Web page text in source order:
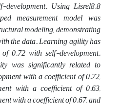
development. Using Lisrel8.8
measurement model was
modeling, demonstrating
the data. Learning agility has
0.72 with self-development.
was significantly related to
with a coefficient of 0.72,
with a coefficient of 0.63,
with a coefficient of 0.67, and